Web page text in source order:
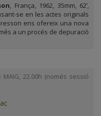
, França, 1962, 35mm, 62’,
se en les actes originals
ens ofereix una nova
a un procés de depuració
MAIG, 22.00h (només sessió